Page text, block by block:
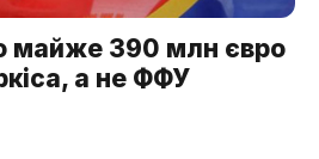
майже 390 млн євро
а не ФФУ